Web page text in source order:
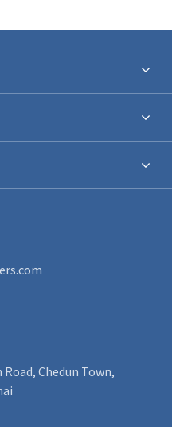
Chedun Town,